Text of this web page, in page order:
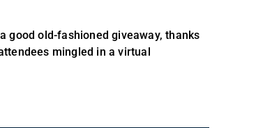
good old-fashioned giveaway, thanks
mingled in a virtual